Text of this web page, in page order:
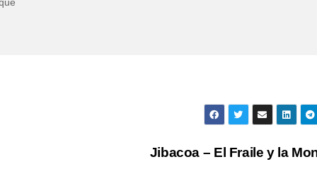
Jibacoa – El Fraile y la